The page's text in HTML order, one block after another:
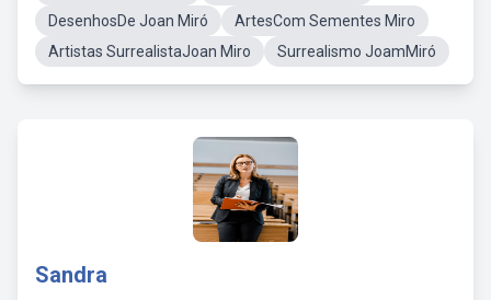
DesenhosDe Joan Miró
ArtesCom Sementes Miro
Artistas SurrealistaJoan Miro
Surrealismo JoamMiró
Sandra